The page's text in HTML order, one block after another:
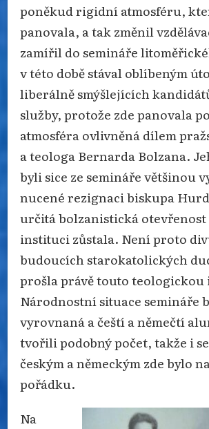
poněkud rigidní atmosféru,
panovala, a tak změnil
zamířil do semináře
v této době stával oblíbeným
liberálně smýšlejících
služby, protože zde panovala
atmosféra ovlivněná dílem
a teologa Bernarda Bolzana.
byli sice ze semináře většinou
nucené rezignaci biskupa
určitá bolzanistická otevřenost
instituci zůstala. Není proto
budoucích starokatolických
prošla právě touto
Národnostní situace semináře
vyrovnaná a čeští a němečtí
tvořili podobný počet, takže i
českým a německým zde bylo
pořádku.
Na